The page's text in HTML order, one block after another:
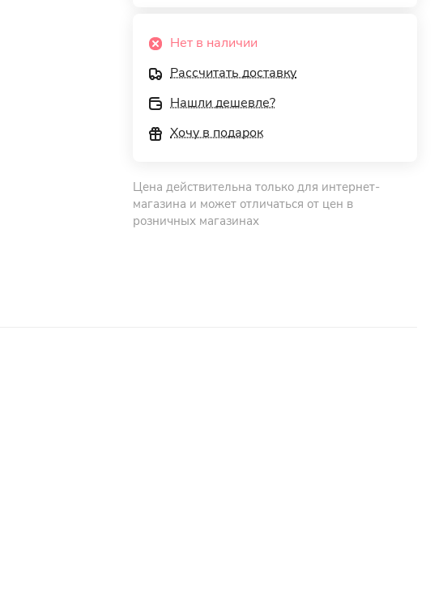
Нет в наличии
Рассчитать доставку
Нашли дешевле?
Хочу в подарок
Цена действительна только для интернет-
магазина и может отличаться от цен в
розничных магазинах